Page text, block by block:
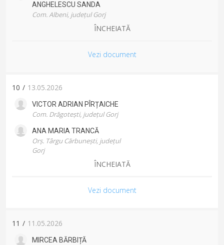
ANGHELESCU SANDA
Com. Albeni, județul Gorj
ÎNCHEIATĂ
Vezi document
10 / 13.05.2026
VICTOR ADRIAN PÎRȚAICHE
Com. Drăgotești, județul Gorj
ANA MARIA TRANCĂ
Orș. Târgu Cărbunești, județul
Gorj
ÎNCHEIATĂ
Vezi document
11 / 11.05.2026
MIRCEA BĂRBIȚĂ